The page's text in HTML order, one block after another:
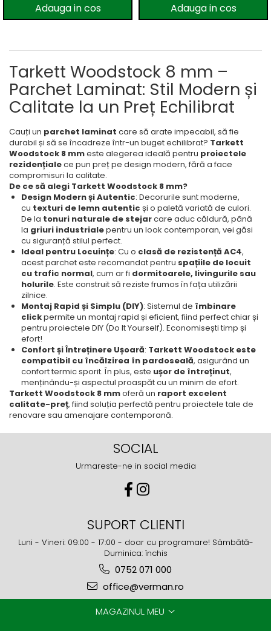
Adauga in cos Adauga in cos
Tarkett Woodstock 8 mm –
Parchet Laminat: Stil Modern și
Calitate la un Preț Echilibrat
Cauți un parchet laminat care să arate impecabil, să fie
durabil și să se încadreze într-un buget echilibrat? Tarkett
Woodstock 8 mmeste alegerea ideală pentru proiectele
rezidențialece pun preț pe design modern, fără a face
compromisuri la calitate.
De ce să alegi Tarkett Woodstock 8 mm?
Design Modern și Autentic: Decorurile sunt moderne,
cu texturi de lemn autentic și o paletă variată de culori.
De la tonuri naturale de stejarcare aduc căldură, până
la griuri industrialepentru un look contemporan, vei găsi
cu siguranță stilul perfect.
Ideal pentru Locuințe: Cu o clasă de rezistență AC4,
acest parchet este recomandat pentru spațiile de locuit
cu trafic normal, cum ar fi dormitoarele, livingurile sau
holurile. Este construit să reziste frumos în fața utilizării
zilnice.
Montaj Rapid și Simplu (DIY): Sistemul de îmbinare
clickpermite un montaj rapid și eficient, fiind perfect chiar și
pentru proiectele DIY (Do It Yourself). Economisești timp și
efort!
Confort și Întreținere Ușoară: Tarkett Woodstock este
compatibil cu încălzirea în pardoseală, asigurând un
confort termic sporit. În plus, este ușor de întreținut,
menținându-și aspectul proaspăt cu un minim de efort.
Tarkett Woodstock 8 mmoferă un raport excelent
calitate-preț, fiind soluția perfectă pentru proiectele tale de
renovare sau amenajare contemporană.
SOCIAL
Urmareste-ne in social media
SUPORT CLIENTI
Luni - Vineri: 09:00 - 17:00 - doar cu programare! Sâmbătă-
Duminica: închis
0752 071 000
office@verman.ro
MAGAZINUL MEU